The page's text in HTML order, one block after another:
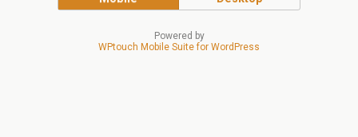
Powered by
WPtouch Mobile Suite for WordPress